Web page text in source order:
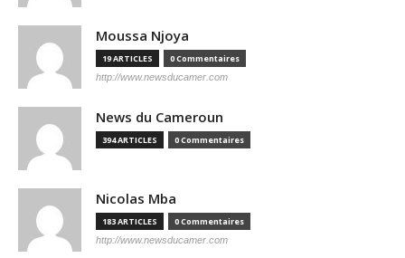
Moussa Njoya
19 ARTICLES 0 Commentaires
http://www.newsducamer.com
News du Cameroun
394 ARTICLES 0 Commentaires
Nicolas Mba
183 ARTICLES 0 Commentaires
http://www.newsducamer.com